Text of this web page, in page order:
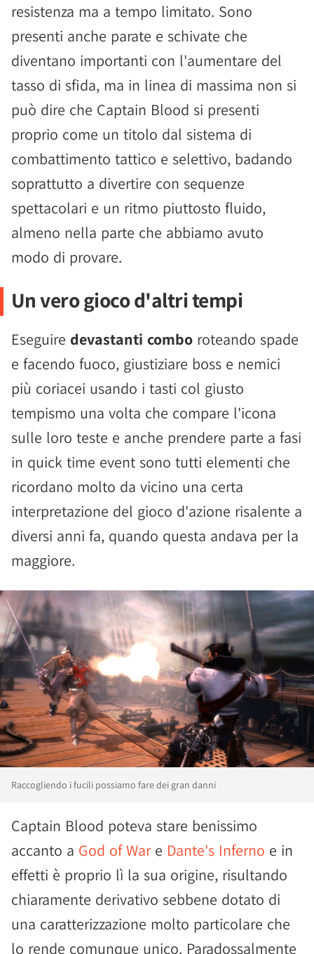
resistenza ma a tempo limitato. Sono
presenti anche parate e schivate che
diventano importanti con l'aumentare del
tasso di sfida, ma in linea di massima non si
può dire che Captain Blood si presenti
proprio come un titolo dal sistema di
combattimento tattico e selettivo, badando
soprattutto a divertire con sequenze
spettacolari e un ritmo piuttosto fluido,
almeno nella parte che abbiamo avuto
modo di provare.
Un vero gioco d'altri tempi
Eseguire devastanti combo roteando spade
e facendo fuoco, giustiziare boss e nemici
più coriacei usando i tasti col giusto
tempismo una volta che compare l'icona
sulle loro teste e anche prendere parte a fasi
in quick time event sono tutti elementi che
ricordano molto da vicino una certa
interpretazione del gioco d'azione risalente a
diversi anni fa, quando questa andava per la
maggiore.
Raccogliendo i fucili possiamo fare dei gran danni
Captain Blood poteva stare benissimo
accanto a God of Ware Dante's Inferno e in
effetti è proprio lì la sua origine, risultando
chiaramente derivativo sebbene dotato di
una caratterizzazione molto particolare che
lo rende comunque unico. Paradossalmente